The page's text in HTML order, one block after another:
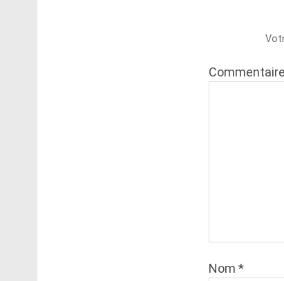
Commentaire
Nom *